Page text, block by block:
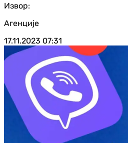
Извор:
Агенције
17.11.2023 07:31